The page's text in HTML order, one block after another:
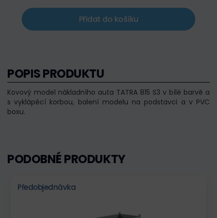
Přidat do košíku
POPIS PRODUKTU
Kovový model nákladního auta TATRA 815 S3 v bílé barvě a
s vyklápěcí korbou, balení modelu na podstavci a v PVC
boxu.
PODOBNÉ PRODUKTY
Předobjednávka